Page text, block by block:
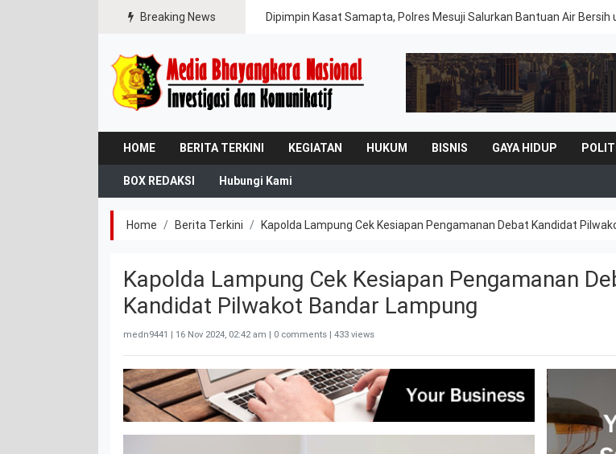
Breaking News Dipimpin Kasat Samapta, Polres Mesuji Salurkan Bantuan Air Bersih
HOME BERITA TERKINI KEGIATAN HUKUM BISNIS GAYA HIDUP
BOX REDAKSI Hubungi Kami
Home Berita Terkini Kapolda Lampung Cek Kesiapan Pengamanan Debat Kandidat
Kapolda Lampung Cek Kesiapan Pengamanan
Kandidat Pilwakot Bandar Lampung
medn9441 | 16 Nov 2024, 02:42 am | 0 comments | 433 views